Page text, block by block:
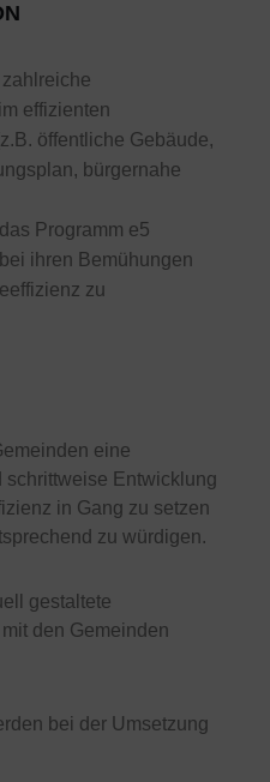
effizienten
öffentliche Gebäude,
bürgernahe
Programm e5
ihren Bemühungen
zu
eine
schrittweise Entwicklung
in Gang zu setzen
zu würdigen.
gestaltete
den Gemeinden
bei der Umsetzung